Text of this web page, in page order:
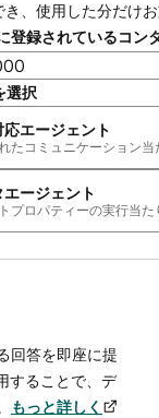
き、使用した分だけ
登録されているコン
選択
エージェント
たコミュニケーション当
ージェント
プロパティーの実行当た
即座に提
とで、デ
詳しく